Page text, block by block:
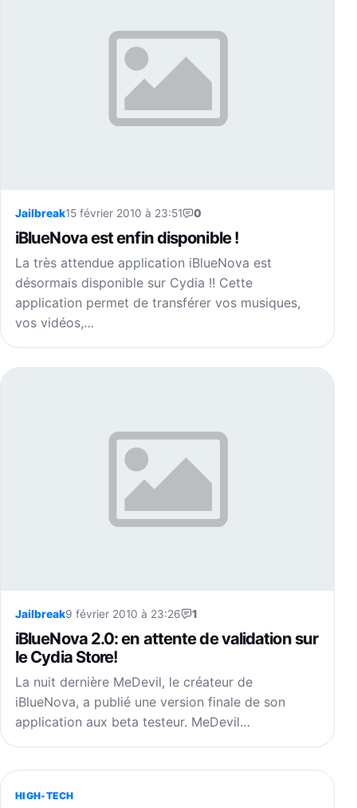
Jailbreak15 février 2010 à 23:51 0
iBlueNova est enfin disponible !
La très attendue application iBlueNova est
désormais disponible sur Cydia !! Cette
application permet de transférer vos musiques,
vos vidéos,…
Jailbreak9 février 2010 à 23:26 1
iBlueNova 2.0: en attente de validation sur
le Cydia Store!
La nuit dernière MeDevil, le créateur de
iBlueNova, a publié une version finale de son
application aux beta testeur. MeDevil…
HIGH-TECH